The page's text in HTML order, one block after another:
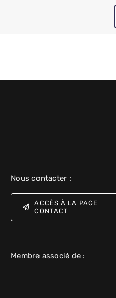
Nous contacter :
ACCÈS À LA PAGE
CONTACT
Membre associé de :